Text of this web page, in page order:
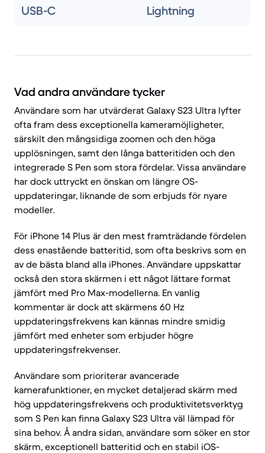
USB-C Lightning
Vad andra användare tycker
Användare som har utvärderat Galaxy S23 Ultra lyfter
ofta fram dess exceptionella kameramöjligheter,
särskilt den mångsidiga zoomen och den höga
upplösningen, samt den långa batteritiden och den
integrerade S Pen som stora fördelar. Vissa användare
har dock uttryckt en önskan om längre OS-
uppdateringar, liknande de som erbjuds för nyare
modeller.
För iPhone 14 Plus är den mest framträdande fördelen
dess enastående batteritid, som ofta beskrivs som en
av de bästa bland alla iPhones. Användare uppskattar
också den stora skärmen i ett något lättare format
jämfört med Pro Max-modellerna. En vanlig
kommentar är dock att skärmens 60 Hz
uppdateringsfrekvens kan kännas mindre smidig
jämfört med enheter som erbjuder högre
uppdateringsfrekvenser.
Användare som prioriterar avancerade
kamerafunktioner, en mycket detaljerad skärm med
hög uppdateringsfrekvens och produktivitetsverktyg
som S Pen kan finna Galaxy S23 Ultra väl lämpad för
sina behov. Å andra sidan, användare som söker en stor
skärm, exceptionell batteritid och en stabil iOS-